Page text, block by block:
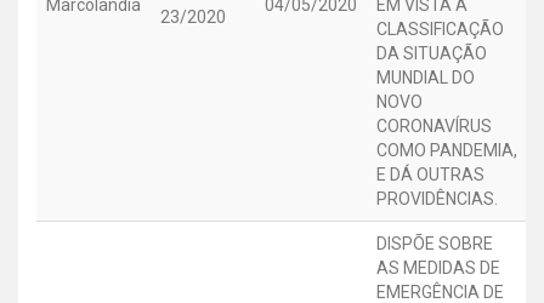
Marcolândia
23/2020
04/05/2020
EM VISTA A
CLASSIFICAÇÃO
DA SITUAÇÃO
MUNDIAL DO
NOVO
CORONAVÍRUS
COMO PANDEMIA,
E DÁ OUTRAS
PROVIDÊNCIAS.
DISPÕE SOBRE
AS MEDIDAS DE
EMERGÊNCIA DE